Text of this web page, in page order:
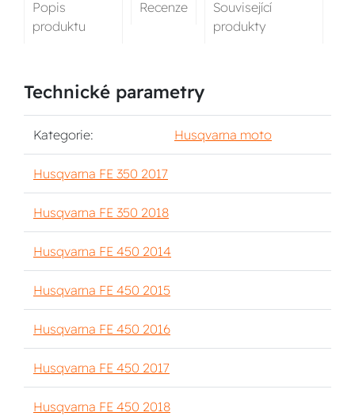
Popis
produktu
Recenze
Související
produkty
Technické parametry
Kategorie: Husqvarna moto
Husqvarna FE 350 2017
Husqvarna FE 350 2018
Husqvarna FE 450 2014
Husqvarna FE 450 2015
Husqvarna FE 450 2016
Husqvarna FE 450 2017
Husqvarna FE 450 2018